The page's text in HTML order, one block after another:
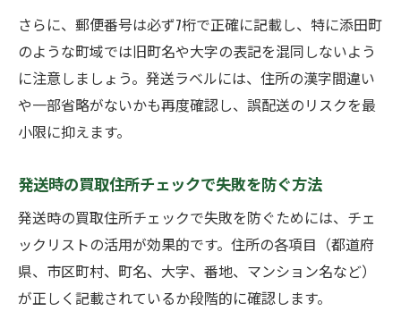
さらに、郵便番号は必ず7桁で正確に記載し、特に添田町
のような町域では旧町名や大字の表記を混同しないよう
に注意しましょう。発送ラベルには、住所の漢字間違い
や一部省略がないかも再度確認し、誤配送のリスクを最
小限に抑えます。
発送時の買取住所チェックで失敗を防ぐ方法
発送時の買取住所チェックで失敗を防ぐためには、チェ
ックリストの活用が効果的です。住所の各項目（都道府
県、市区町村、町名、大字、番地、マンション名など）
が正しく記載されているか段階的に確認します。